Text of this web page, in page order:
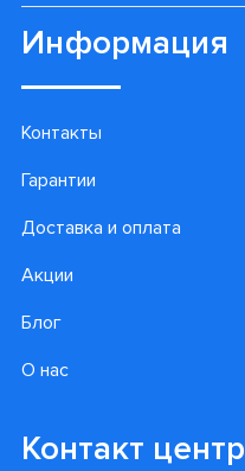
Информация
Контакты
Гарантии
Доставка и оплата
Акции
Блог
О нас
Контакт центр